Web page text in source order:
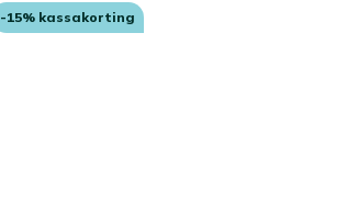
-15% kassakorting